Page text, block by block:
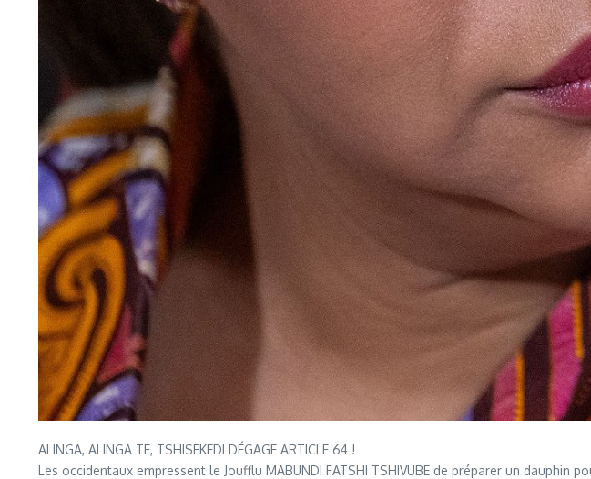
ALINGA, ALINGA TE, TSHISEKEDI DÉGAGE ARTICLE 64 !
Les occidentaux empressent le Joufflu MABUNDI FATSHI TSHIVUBE de préparer un dauphin